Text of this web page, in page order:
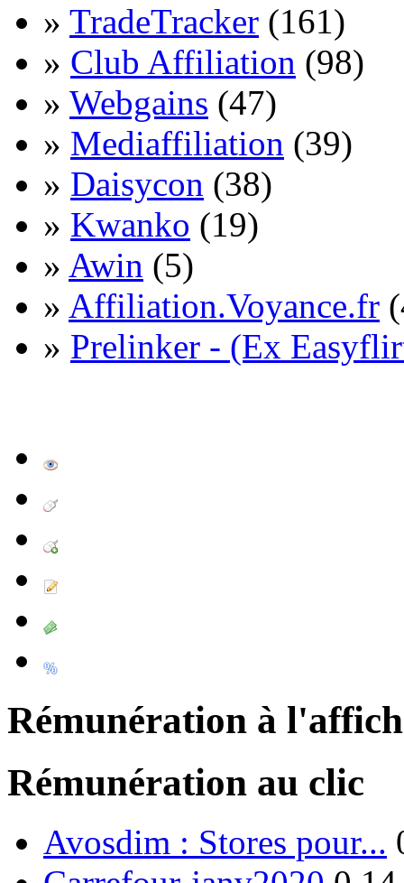
» TradeTracker (161)
» Club Affiliation (98)
» Webgains (47)
» Mediaffiliation (39)
» Daisycon (38)
» Kwanko (19)
» Awin (5)
» Affiliation.Voyance.fr
» Prelinker - (Ex
Rémunération à
Rémunération au clic
Avosdim : Stores pour...